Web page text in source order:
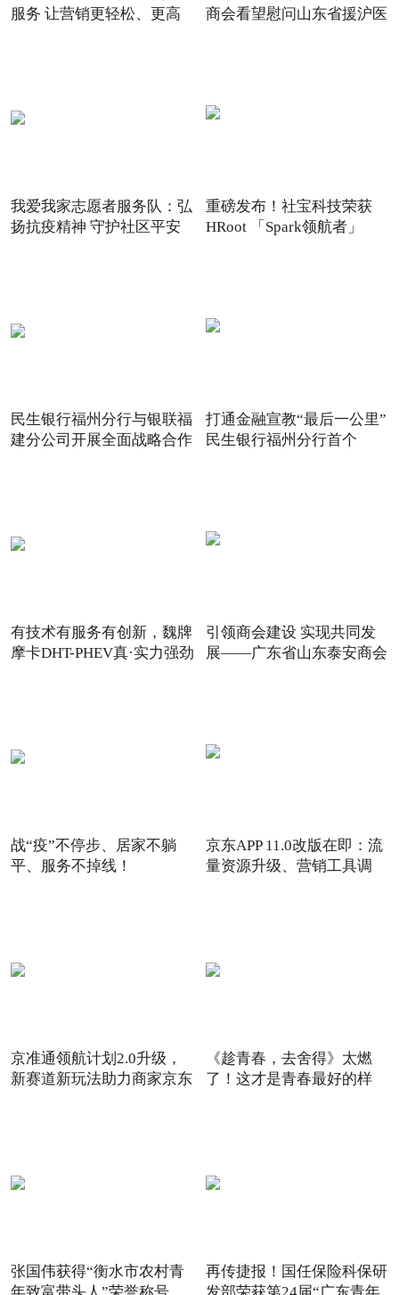
服务 让营销更轻松、更高
商会看望慰问山东省援沪医
我爱我家志愿者服务队：弘
扬抗疫精神 守护社区平安
重磅发布！社宝科技荣获
HRoot 「Spark领航者」
民生银行福州分行与银联福
建分公司开展全面战略合作
打通金融宣教“最后一公里”
民生银行福州分行首个
有技术有服务有创新，魏牌
摩卡DHT-PHEV真·实力强劲
引领商会建设 实现共同发
展——广东省山东泰安商会
战“疫”不停步、居家不躺
平、服务不掉线！
京东APP 11.0改版在即：流
量资源升级、营销工具调
京准通领航计划2.0升级，
新赛道新玩法助力商家京东
《趁青春，去舍得》太燃
了！这才是青春最好的样
张国伟获得“衡水市农村青
年致富带头人”荣誉称号
再传捷报！国任保险科保研
发部荣获第24届“广东青年